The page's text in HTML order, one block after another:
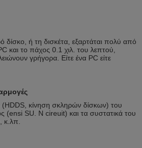
δίσκο, ή τη δισκέτα, εξαρτάται πολύ από
και το πάχος 0.1 χιλ. του λεπτού,
γρήγορα. Είτε ένα PC είτε
(HDDS, κίνηση σκληρών δίσκων) του
(ensi SU. Ν cireuit) και τα συστατικά του
κ.λπ.